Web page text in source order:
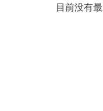
目前没有